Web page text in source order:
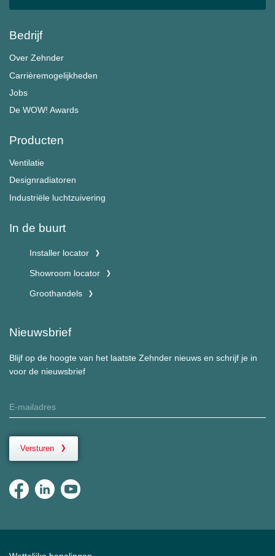
Bedrijf
Over Zehnder
Carrièremogelijkheden
Jobs
De WOW! Awards
Producten
Ventilatie
Designradiatoren
Industriële luchtzuivering
In de buurt
Installer locator
Showroom locator
Groothandels
Nieuwsbrief
Blijf op de hoogte van het laatste Zehnder nieuws en schrijf je in
voor de nieuwsbrief
Versturen